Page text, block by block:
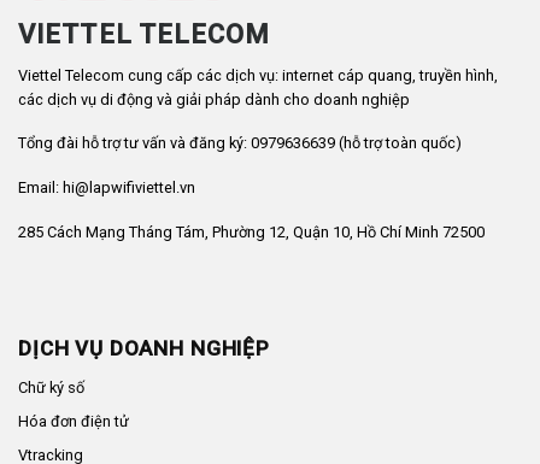
VIETTEL TELECOM
Viettel Telecom cung cấp các dịch vụ: internet cáp quang, truyền hình,
các dịch vụ di động và giải pháp dành cho doanh nghiệp
Tổng đài hỗ trợ tư vấn và đăng ký: 0979636639 (hỗ trợ toàn quốc)
Email: hi@lapwifiviettel.vn
285 Cách Mạng Tháng Tám, Phường 12, Quận 10, Hồ Chí Minh 72500
DỊCH VỤ DOANH NGHIỆP
Chữ ký số
Hóa đơn điện tử
Vtracking